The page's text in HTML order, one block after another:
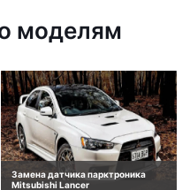
моделям
Замена датчика парктроника
Mitsubishi Lancer